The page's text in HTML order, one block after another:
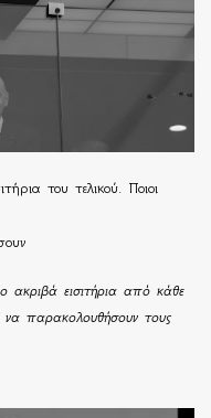
του τελικού. Ποιοι
εισιτήρια από κάθε
παρακολουθήσουν τους